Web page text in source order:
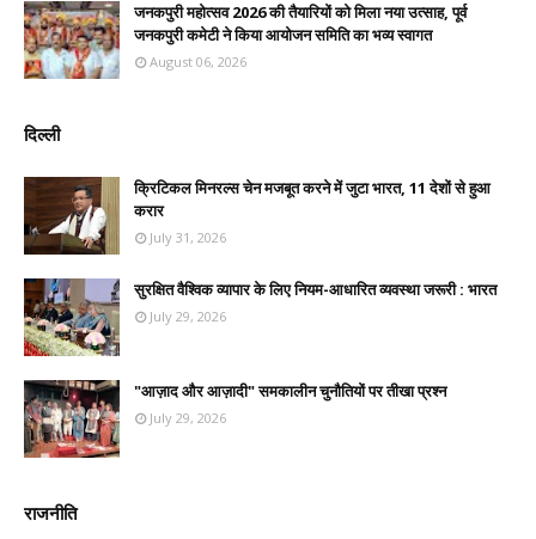
जनकपुरी महोत्सव 2026 की तैयारियों को मिला नया उत्साह, पूर्व
जनकपुरी कमेटी ने किया आयोजन समिति का भव्य स्वागत
August 06, 2026
दिल्ली
क्रिटिकल मिनरल्स चेन मजबूत करने में जुटा भारत, 11 देशों से हुआ
करार
July 31, 2026
सुरक्षित वैश्विक व्यापार के लिए नियम-आधारित व्यवस्था जरूरी : भारत
July 29, 2026
"आज़ाद और आज़ादी" समकालीन चुनौतियों पर तीखा प्रश्न
July 29, 2026
राजनीति